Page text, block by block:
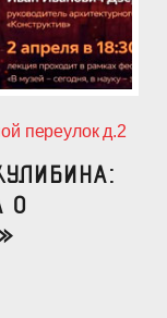
переулок д.2
о